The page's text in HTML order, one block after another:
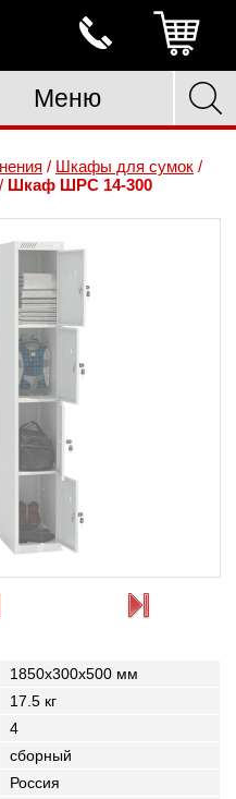
Меню
/ Шкафы для сумок /
/ Шкаф ШРС 14-300
1850x300x500 мм
17.5 кг
4
сборный
Россия